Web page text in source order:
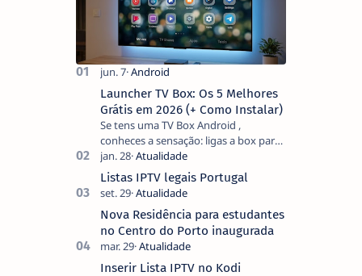
Launcher TV Box: Os 5 Melhores
Grátis em 2026 (+ Como Instalar)
Se tens uma TV Box Android ,
conheces a sensação: ligas a box para
ver um filme e o ecrã inicial está
coberto de sugestões que não
pediste, ban…
Listas IPTV legais Portugal
Nova Residência para estudantes
no Centro do Porto inaugurada
Inserir Lista IPTV no Kodi